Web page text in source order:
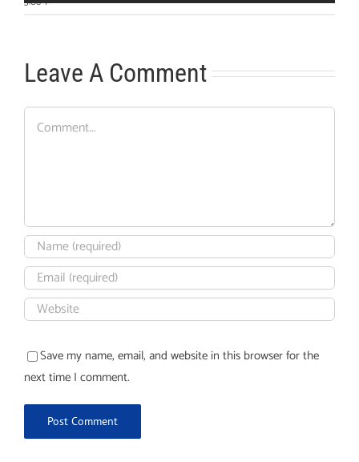
Leave A Comment
Save my name, email, and website in this browser for the
next time I comment.